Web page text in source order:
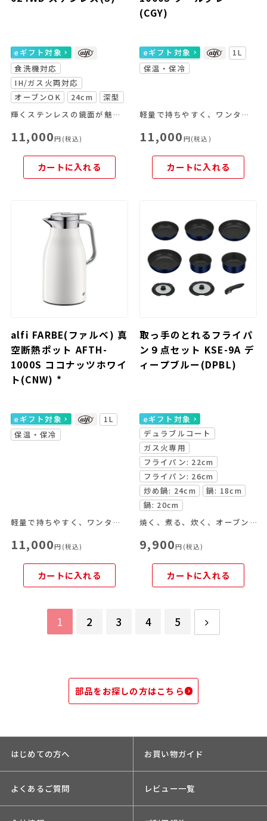
eギフト対象
食洗機対応
IH/ガス火両対応
オーブンOK
24cm
深型
輝くステンレスの鏡面が魅力の鍋のシリーズです。
11,000円(税込)
カートに入れる
(CGY)
eギフト対象
1L
保温・保冷
軽量で持ちやすく、ワンタッチで注げる使いやすさが魅力。
11,000 円(税込)
カートに入れる
alfi FARBE(ファルベ) 真
空断熱ポット AFTH-
1000S ココナッツホワイ
ト(CNW) *
eギフト対象
1L
保温・保冷
軽量で持ちやすく、ワンタッチで注げる使いやすさが魅力。
11,000円(税込)
カートに入れる
取っ手のとれるフライパ
ン９点セット KSE-9A デ
ィープブルー(DPBL)
eギフト対象
デュラブルコート
ガス火専用
フライパン: 22cm
フライパン: 26cm
炒め鍋: 24cm
鍋: 18cm
鍋: 20cm
焼く、煮る、炊く、オーブン料理がこれ一つで！
9,900円(税込)
カートに入れる
1 2 3 4 5
部品をお探しの方はこちら
はじめての方へ お買い物ガイド
よくあるご質問 レビュー一覧